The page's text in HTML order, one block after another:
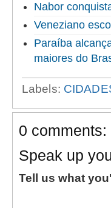
Nabor
Veneziano
Paraíba
maiores do
Labels:
0 comments:
Speak up
Tell us what